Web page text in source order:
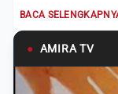
BACA
● AMIRA TV